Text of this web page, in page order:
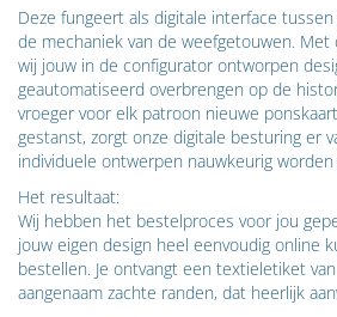
Deze fungeert als digitale interface
de mechaniek van de weefgetouwen.
wij jouw in de configurator ontworpen
geautomatiseerd overbrengen op de
vroeger voor elk patroon nieuwe
gestanst, zorgt onze digitale besturing er
individuele ontwerpen nauwkeurig worden
Het resultaat:
Wij hebben het bestelproces voor jou
jouw eigen design heel eenvoudig online
bestellen. Je ontvangt een textieletiket
aangenaam zachte randen, dat heerlijk